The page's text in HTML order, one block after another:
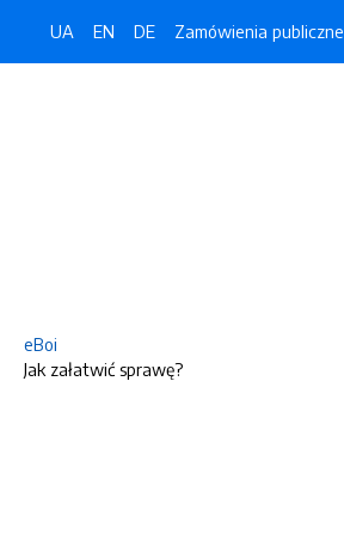
UA EN DE Zamówienia publiczne
eBoi
Jak załatwić sprawę?